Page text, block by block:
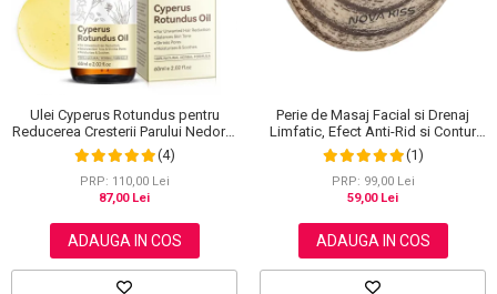
Ulei Cyperus Rotundus pentru
Reducerea Cresterii Parului Nedorit,
100% Formula Naturala, NOVA
KISS®, 60 ml
(4)
PRP: 110,00 Lei
87,00 Lei
ADAUGA IN COS
Perie de Masaj Facial si Drenaj
Limfatic, Efect Anti-Rid si Contur
Maxilar, NOVA KISS®
(1)
PRP: 99,00 Lei
59,00 Lei
ADAUGA IN COS